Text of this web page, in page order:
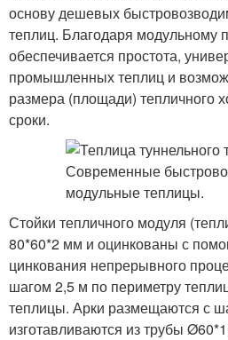
основу дешевых
теплиц. Благодаря модульному
обеспечивается простота,
промышленных теплиц и
размера (площади) тепличного
сроки.
Стойки тепличного модуля
80*60*2 мм и оцинкованы с
цинкования непрерывного
шагом 2,5 м по периметру
теплицы. Арки размещаются с
изготавливаются из трубы